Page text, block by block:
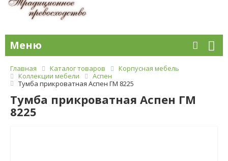
Меню
Главная Каталог товаров
Корпусная мебель
Коллекции мебели
Аспен
Тумба прикроватная Аспен ГМ 8225
Тумба прикроватная Аспен ГМ
8225